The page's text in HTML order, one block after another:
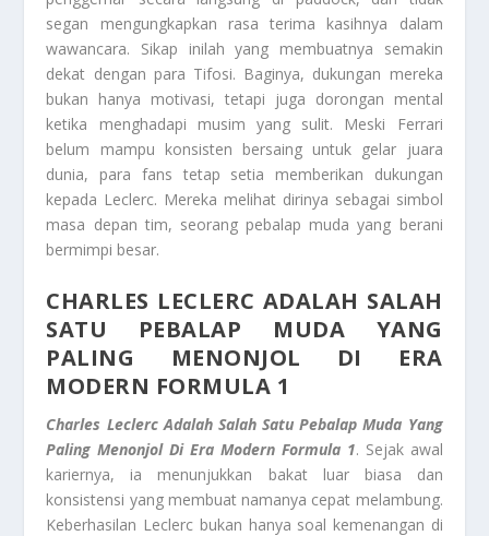
segan mengungkapkan rasa terima kasihnya dalam
wawancara. Sikap inilah yang membuatnya semakin
dekat dengan para Tifosi. Baginya, dukungan mereka
bukan hanya motivasi, tetapi juga dorongan mental
ketika menghadapi musim yang sulit. Meski Ferrari
belum mampu konsisten bersaing untuk gelar juara
dunia, para fans tetap setia memberikan dukungan
kepada Leclerc. Mereka melihat dirinya sebagai simbol
masa depan tim, seorang pebalap muda yang berani
bermimpi besar.
CHARLES LECLERC ADALAH SALAH
SATU PEBALAP MUDA YANG
PALING MENONJOL DI ERA
MODERN FORMULA 1
Charles Leclerc Adalah Salah Satu Pebalap Muda Yang
Paling Menonjol Di Era Modern Formula 1. Sejak awal
kariernya, ia menunjukkan bakat luar biasa dan
konsistensi yang membuat namanya cepat melambung.
Keberhasilan Leclerc bukan hanya soal kemenangan di